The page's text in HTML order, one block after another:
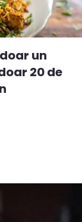
un
20 de